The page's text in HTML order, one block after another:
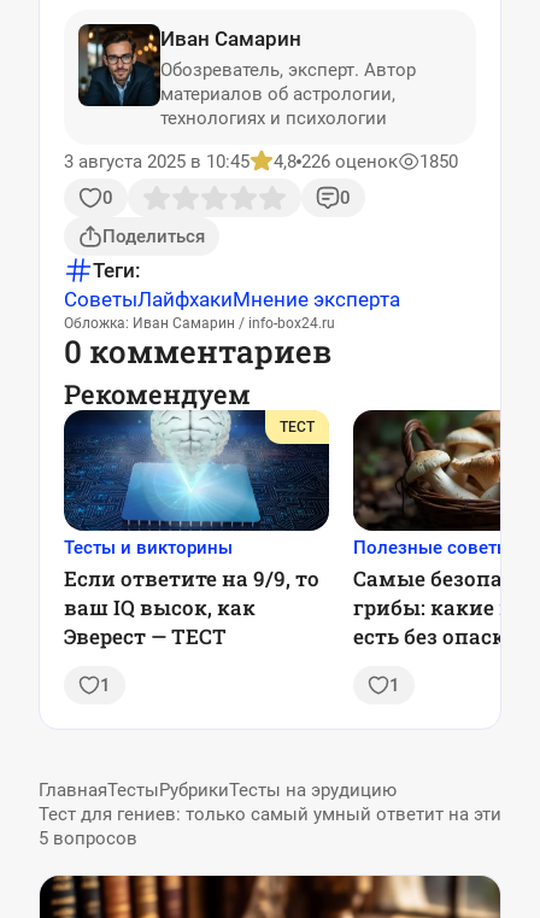
Иван Самарин
Обозреватель, эксперт. Автор
материалов об астрологии,
технологиях и психологии
3 августа 2025 в 10:45
4,8 226 оценок
1850
0
0
Поделиться
Теги:
СоветыЛайфхакиМнение эксперта
Обложка: Иван Самарин / info-box24.ru
0 комментариев
Рекомендуем
ТЕСТ
Тесты и викторины
Если ответите на 9/9, то
ваш IQ высок, как
Эверест — ТЕСТ
1
Полезные советы
Самые
грибы: какие
есть без опаски
1
ГлавнаяТестыРубрикиТесты на эрудицию
Тест для гениев: только самый умный ответит на эти
5 вопросов